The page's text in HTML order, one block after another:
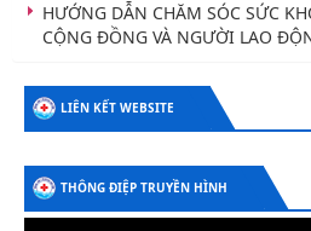
HƯỚNG DẪN CHĂM SÓC SỨC
CỘNG ĐỒNG VÀ NGƯỜI LAO
LIÊN KẾT WEBSITE
THÔNG ĐIỆP TRUYỀN HÌNH